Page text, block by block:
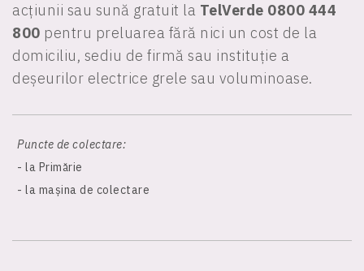
acțiunii sau sună gratuit la TelVerde 0800 444
800 pentru preluarea fără nici un cost de la
domiciliu, sediu de firmă sau instituție a
deșeurilor electrice grele sau voluminoase.
Puncte de colectare:
- la Primărie
- la mașina de colectare